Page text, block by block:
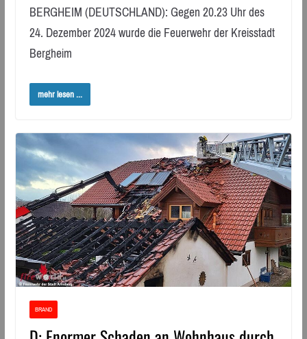
BERGHEIM (DEUTSCHLAND): Gegen 20.23 Uhr des
24. Dezember 2024 wurde die Feuerwehr der Kreisstadt
Bergheim
mehr lesen ...
BRAND